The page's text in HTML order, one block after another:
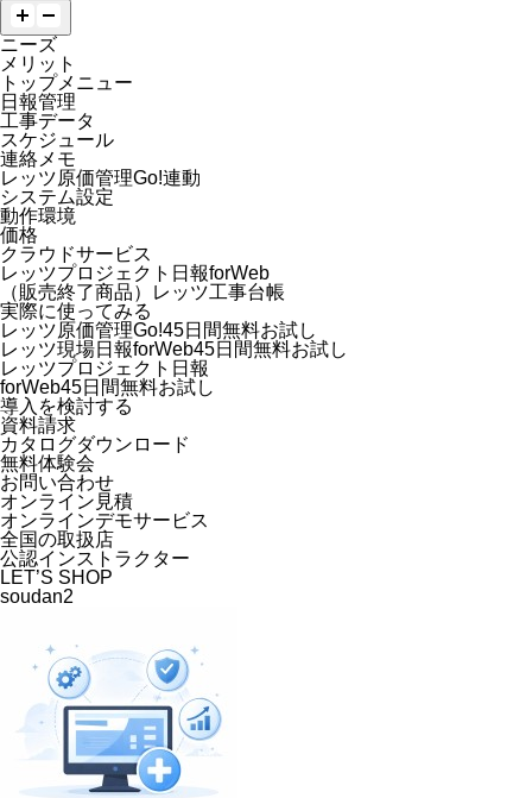
ニーズ
メリット
トップメニュー
日報管理
工事データ
スケジュール
連絡メモ
レッツ原価管理Go!連動
システム設定
動作環境
価格
クラウドサービス
レッツプロジェクト日報forWeb
（販売終了商品）レッツ工事台帳
実際に使ってみる
レッツ原価管理Go!45日間無料お試し
レッツ現場日報forWeb45日間無料お試し
レッツプロジェクト日報
forWeb45日間無料お試し
導入を検討する
資料請求
カタログダウンロード
無料体験会
お問い合わせ
オンライン見積
オンラインデモサービス
全国の取扱店
公認インストラクター
LET’S SHOP
soudan2